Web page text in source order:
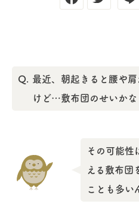
Q.
最近、朝起きると腰や
けど…敷布団のせいかな
その可能性
える敷布団
ことも多い